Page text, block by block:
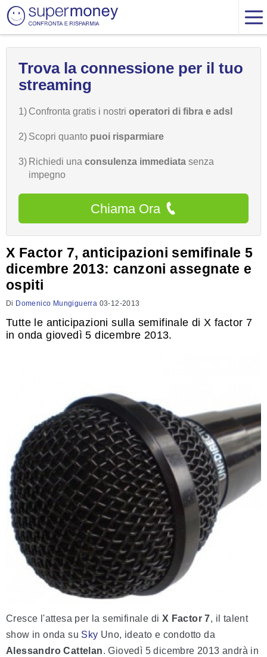
Trova la connessione per il tuo
streaming
1) Confronta gratis i nostri operatori di fibra e adsl
2) Scopri quanto puoi risparmiare
3) Richiedi una consulenza immediata senza
impegno
Chiama Ora
X Factor 7, anticipazioni semifinale 5
dicembre 2013: canzoni assegnate e
ospiti
Di Domenico Mungiguerra 03-12-2013
Tutte le anticipazioni sulla semifinale di X factor 7
in onda giovedì 5 dicembre 2013.
Cresce l'attesa per la semifinale di X Factor 7, il talent
show in onda su Sky Uno, ideato e condotto da
Alessandro Cattelan. Giovedì 5 dicembre 2013 andrà in